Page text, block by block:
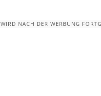
WIRD NACH DER WERBUNG